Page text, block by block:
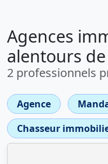
Agences
alentours
2 professionnels
Agence
Chasseur